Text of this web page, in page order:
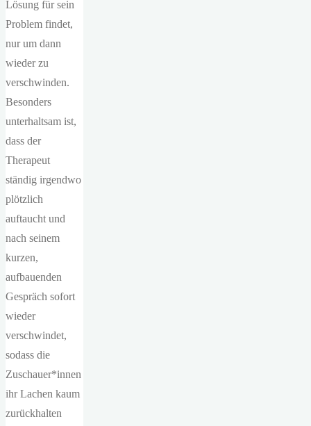
Lösung für sein
Problem findet,
nur um dann
wieder zu
verschwinden.
Besonders
unterhaltsam ist,
dass der
Therapeut
ständig irgendwo
plötzlich
auftaucht und
nach seinem
kurzen,
aufbauenden
Gespräch sofort
wieder
verschwindet,
sodass die
Zuschauer*innen
ihr Lachen kaum
zurückhalten